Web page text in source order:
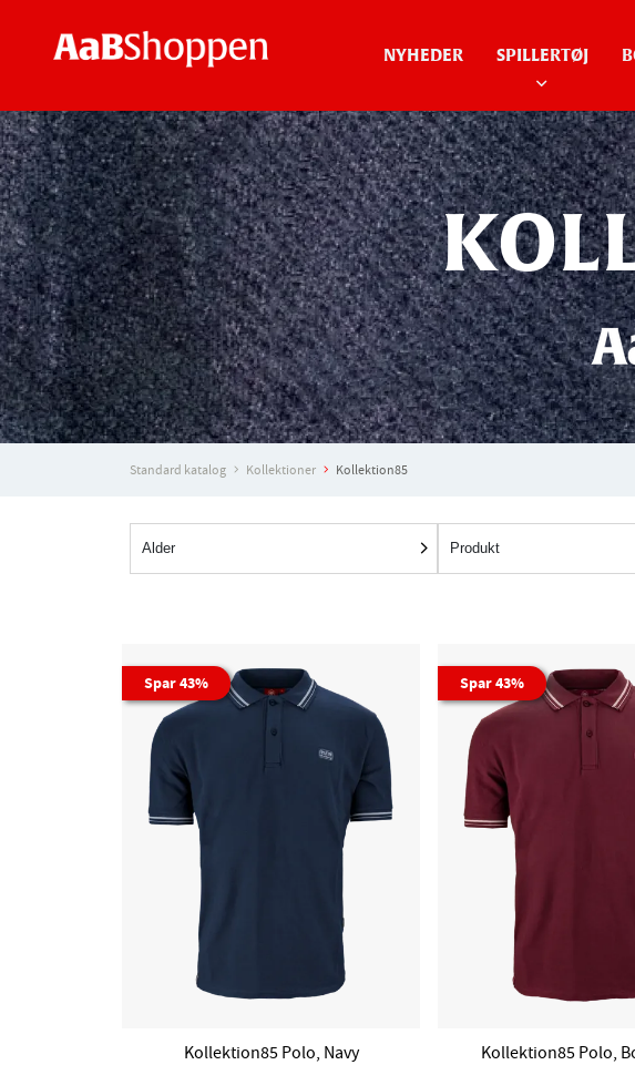
NYHEDER SPILLERTØJ
Standard katalog Kollektioner Kollektion85
Alder Produkt
Spar 43%
Kollektion85 Polo, Navy
Spar 43%
Kollektion85 Polo,